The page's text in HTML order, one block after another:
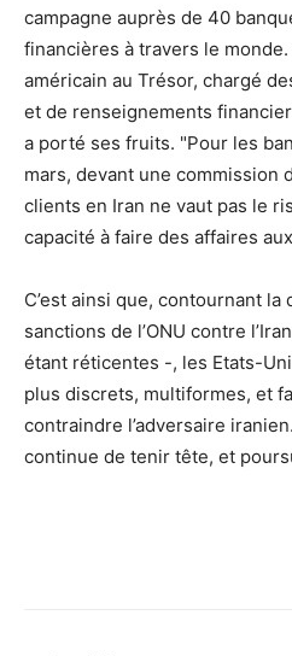
campagne auprès de 40
financières à travers le
américain au Trésor, chargé
et de renseignements
a porté ses fruits. "Pour les
mars, devant une commission
clients en Iran ne vaut pas le
capacité à faire des affaires
C’est ainsi que, contournant la
sanctions de l’ONU contre
étant réticentes -, les Etats-
plus discrets, multiformes, et
contraindre l’adversaire
continue de tenir tête, et